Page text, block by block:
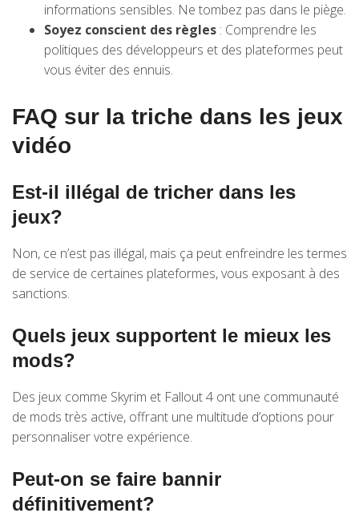
informations sensibles. Ne tombez pas dans le piège.
Soyez conscient des règles : Comprendre les
politiques des développeurs et des plateformes peut
vous éviter des ennuis.
FAQ sur la triche dans les jeux
vidéo
Est-il illégal de tricher dans les
jeux?
Non, ce n’est pas illégal, mais ça peut enfreindre les termes
de service de certaines plateformes, vous exposant à des
sanctions.
Quels jeux supportent le mieux les
mods?
Des jeux comme Skyrim et Fallout 4 ont une communauté
de mods très active, offrant une multitude d’options pour
personnaliser votre expérience.
Peut-on se faire bannir
définitivement?